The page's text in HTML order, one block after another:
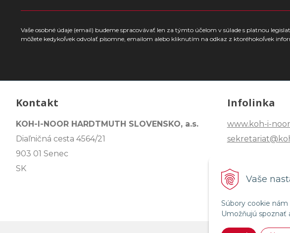
Vaše
Súbory cookie nám
Umožňujú spoznať
Vaše osobné údaje (email) budeme spracovávať len za týmto účelom v súlade s platnou
môžete kedykoľvek odvolať písomne, emailom alebo kliknutím na odkaz z ktoréhokoľvek
Kontakt
KOH-I-NOOR HARDTMUTH SLOVENSKO, a.s.
Diaľničná cesta 4564/21
903 01 Senec
SK
Infolinka
www.koh-i-
Tel: +421 2
Fax: +421 2